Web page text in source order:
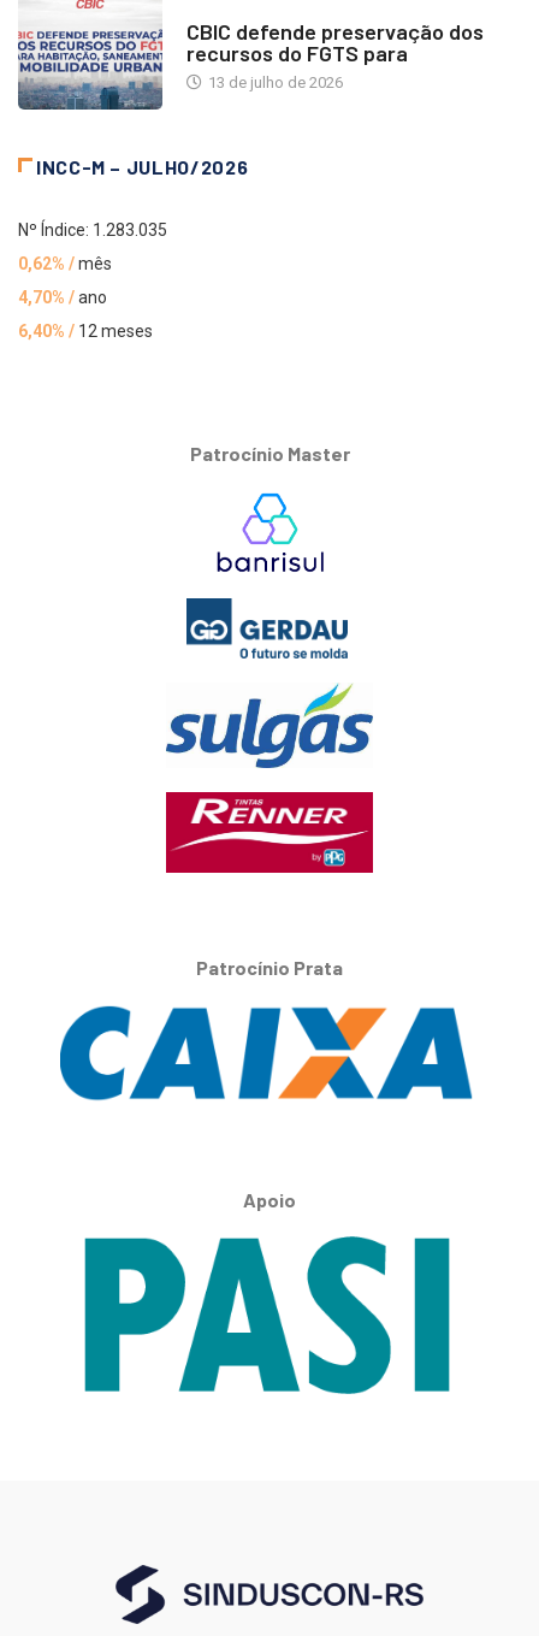
CBIC defende preservação dos
recursos do FGTS para
13 de julho de 2026
INCC-M – JULHO/2026
Nº Índice: 1.283.035
0,62% /mês
4,70% /ano
6,40% / 12 meses
Patrocínio Master
Patrocínio Prata
Apoio